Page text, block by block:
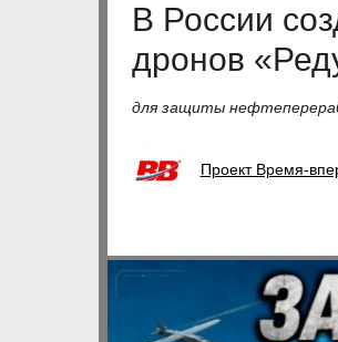
В России
дронов
для защиты
Проект Время-